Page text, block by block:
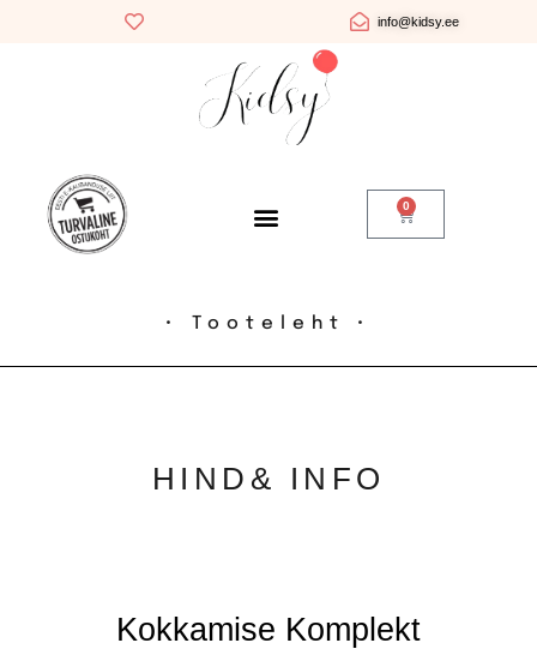
info@kidsy.ee
0
• Tooteleht •
HIND & INFO
Kokkamise Komplekt